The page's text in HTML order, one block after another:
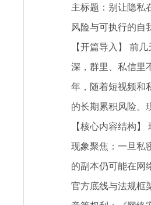
主标题：别让隐私
风险与可执行的自
【开篇导入】 前
深，群里、私信里
年，随着短视频和
的长期累积风险。
【核心内容结构
现象聚焦：一旦私
的副本仍可能在网
官方底线与法规框